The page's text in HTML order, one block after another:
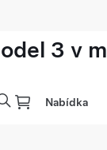
3 v
Nabídka